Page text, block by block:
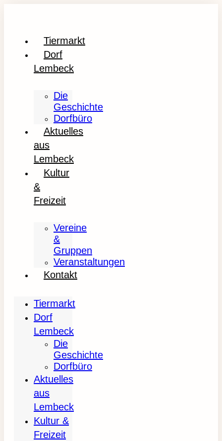
Tiermarkt
Dorf
Lembeck
Die
Geschichte
Dorfbüro
Aktuelles
aus
Lembeck
Kultur
&
Freizeit
Vereine
&
Gruppen
Veranstaltungen
Kontakt
Tiermarkt
Dorf
Lembeck
Die
Geschichte
Dorfbüro
Aktuelles
aus
Lembeck
Kultur &
Freizeit